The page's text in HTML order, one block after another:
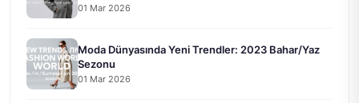
01 Mar 2026
Moda Dünyasında Yeni Trendler: 2023 Bahar/Yaz
Sezonu
01 Mar 2026